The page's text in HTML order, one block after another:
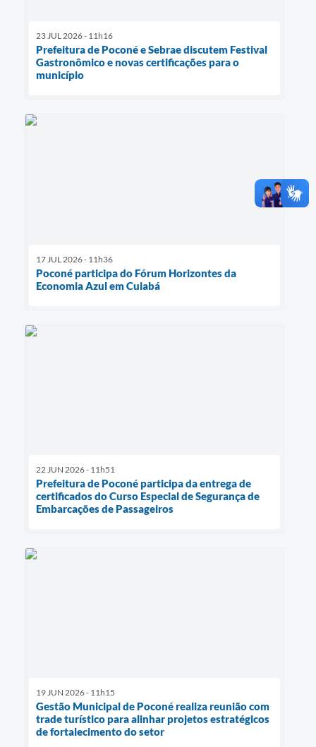
23 JUL 2026 - 11h16
Prefeitura de Poconé e Sebrae discutem Festival
Gastronômico e novas certificações para o
município
17 JUL 2026 - 11h36
Poconé participa do Fórum Horizontes da
Economia Azul em Cuiabá
22 JUN 2026 - 11h51
Prefeitura de Poconé participa da entrega de
certificados do Curso Especial de Segurança de
Embarcações de Passageiros
19 JUN 2026 - 11h15
Gestão Municipal de Poconé realiza reunião com
trade turístico para alinhar projetos estratégicos
de fortalecimento do setor